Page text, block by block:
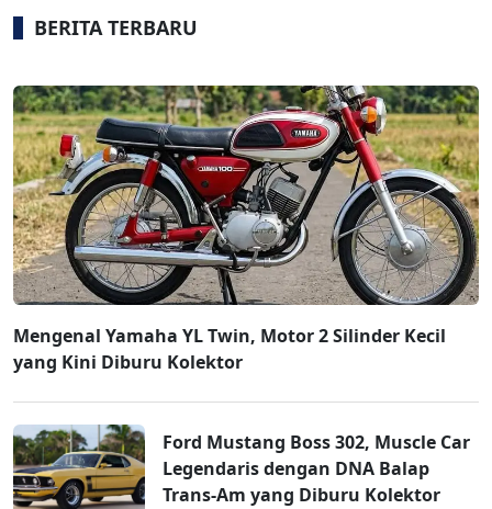
BERITA TERBARU
Mengenal Yamaha YL Twin, Motor 2 Silinder Kecil
yang Kini Diburu Kolektor
Ford Mustang Boss 302, Muscle Car
Legendaris dengan DNA Balap
Trans-Am yang Diburu Kolektor